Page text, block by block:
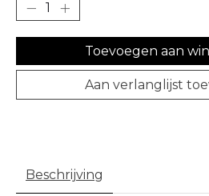
Toevoegen aan
Aan verlanglijst
Beschrijving